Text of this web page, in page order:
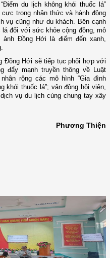
du lịch không khói thuốc lá”
trong nhận thức và hành động
vụ cũng như du khách. Bên cạnh
lá đối với sức khỏe cộng đồng, mô
Đồng Hới là điểm đến xanh,
Đồng Hới sẽ tiếp tục phối hợp với
đẩy mạnh truyền thông về Luật
rộng các mô hình “Gia đình
khói thuốc lá”; vận động hội viên,
vụ du lịch cùng chung tay xây
Phương Thiện